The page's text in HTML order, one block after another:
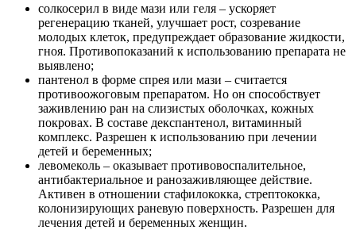
солкосерил в виде мази или геля – ускоряет
регенерацию тканей, улучшает рост, созревание
молодых клеток, предупреждает образование жидкости,
гноя. Противопоказаний к использованию препарата не
выявлено;
пантенол в форме спрея или мази – считается
противоожоговым препаратом. Но он способствует
заживлению ран на слизистых оболочках, кожных
покровах. В составе декспантенол, витаминный
комплекс. Разрешен к использованию при лечении
детей и беременных;
левомеколь – оказывает противовоспалительное,
антибактериальное и ранозаживляющее действие.
Активен в отношении стафилококка, стрептококка,
колонизирующих раневую поверхность. Разрешен для
лечения детей и беременных женщин.